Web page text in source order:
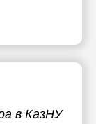
в КазНУ